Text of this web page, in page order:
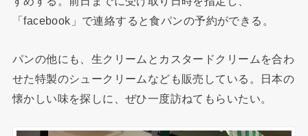
「facebook」で連絡すると食パンの予約ができる。
パンの他にも、生クリームとカスタードクリームを合わ
せた特製のシュークリームなども販売している。日本の
懐かしい味を探しに、ぜひ一度訪ねてもらいたい。